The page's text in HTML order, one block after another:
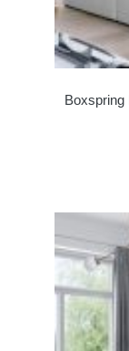
Boxspring